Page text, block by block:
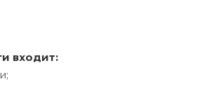
входит: